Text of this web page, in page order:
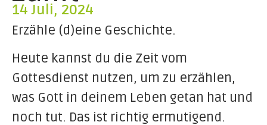
14 Juli, 2024
Erzähle (d)eine Geschichte.
Heute kannst du die Zeit vom
Gottesdienst nutzen, um zu erzählen,
was Gott in deinem Leben getan hat und
noch tut. Das ist richtig ermutigend.